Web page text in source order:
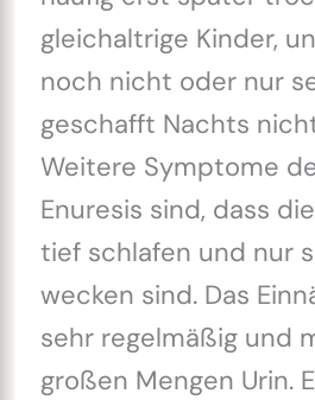
gleichaltrige Kinder,
noch nicht oder nur
geschafft Nachts
Weitere Symptome
Enuresis sind, dass
tief schlafen und nur
wecken sind. Das
sehr regelmäßig und
großen Mengen Urin.